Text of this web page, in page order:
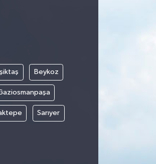
Beykoz
Sarıyer